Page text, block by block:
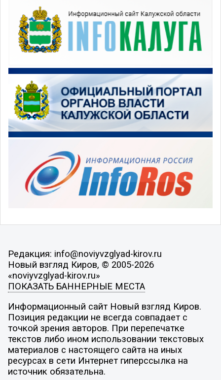
Редакция: info@noviyvzglyad-kirov.ru
Новый взгляд Киров, © 2005-2026
«noviyvzglyad-kirov.ru»
ПОКАЗАТЬ БАННЕРНЫЕ МЕСТА
Информационный сайт Новый взгляд Киров.
Позиция редакции не всегда совпадает с
точкой зрения авторов. При перепечатке
текстов либо ином использовании текстовых
материалов с настоящего сайта на иных
ресурсах в сети Интернет гиперссылка на
источник обязательна.